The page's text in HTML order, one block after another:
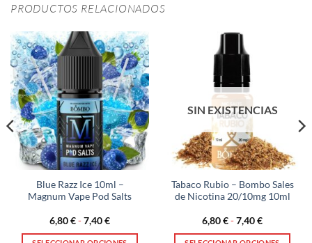
PRODUCTOS RELACIONADOS
Blue Razz Ice 10ml –
Magnum Vape Pod Salts
6,80€-7,40€Rango
precios:
SIN EXISTENCIAS
Tabaco Rubio – Bombo Sales
de Nicotina 20/10mg 10ml
6,80€-7,40€Rango
precios: